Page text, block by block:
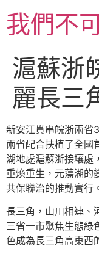
至
主我們不
滬蘇浙
麗長三
新安江貫串皖浙兩省
兩省配合扶植了全國
湖地處滬蘇浙接壤處
重煥重生，元蕩湖的
共保聯治的推動實行
長三角，山川相連、
三省一市聚焦生態綠
色成為長三角高東西